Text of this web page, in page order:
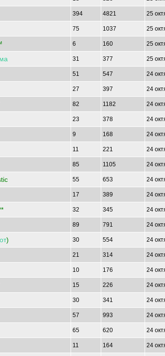
394 4821 25
75 1037 25
6 160 25
31 377 25
51 547 24
27 397 24
82 1182 24
23 378 24
9 168 24
11 221 24
85 1105 24
55 653 24
17 389 24
32 345 24
89 791 24
) 30 554 24
21 314 24
10 176 24
15 226 24
30 341 24
57 993 24
65 620 24
11 164 24